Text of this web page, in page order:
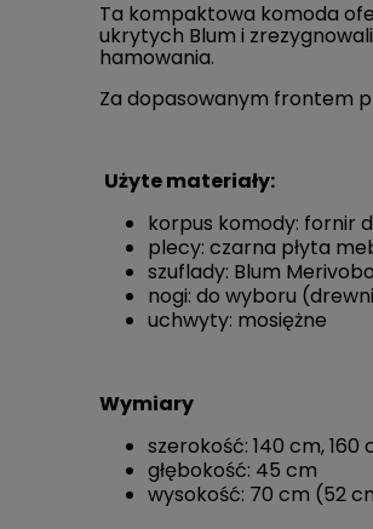
Ta kompaktowa komoda
ukrytych Blum i
hamowania.
Za dopasowanym frontem
Użyte materiały:
korpus komody: fornir
plecy: czarna płyta
szuflady: Blum
nogi: do wyboru
uchwyty: mosiężne
Wymiary
szerokość: 140 cm, 160
głębokość: 45 cm
wysokość: 70 cm (52